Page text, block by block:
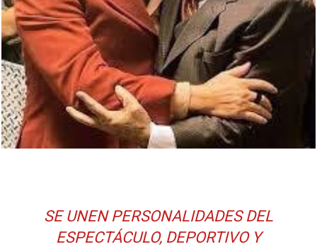
SE UNEN PERSONALIDADES DEL
ESPECTÁCULO, DEPORTIVO Y